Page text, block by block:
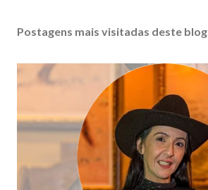
Postagens mais visitadas deste blog